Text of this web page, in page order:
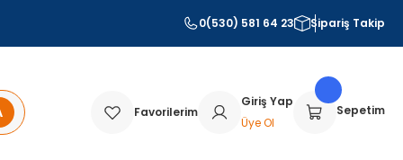
0(530) 581 64 23 Sipariş Takip
Favorilerim
Giriş Yap
Üye Ol
Sepetim